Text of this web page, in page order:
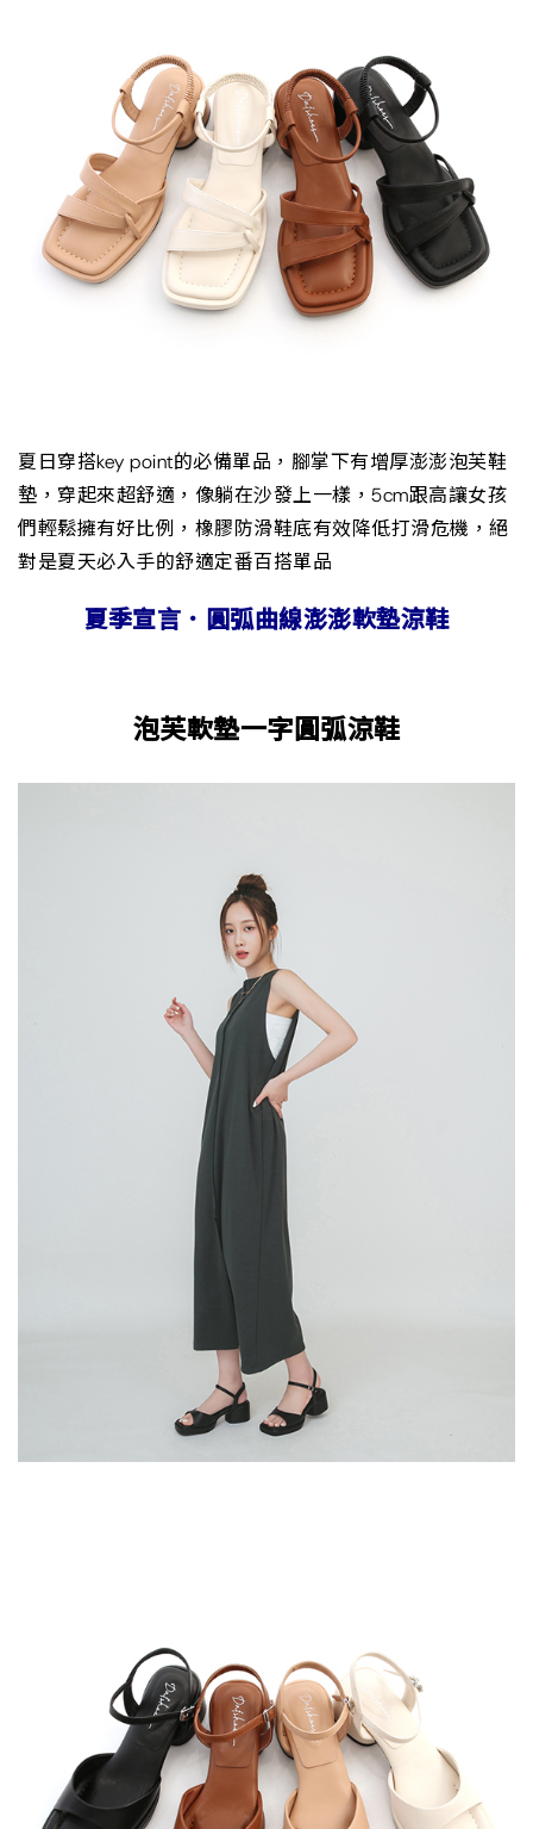
夏日穿搭key point的必備單品，腳掌下有增厚澎澎泡芙鞋
墊，穿起來超舒適，像躺在沙發上一樣，5cm跟高讓女孩
們輕鬆擁有好比例，橡膠防滑鞋底有效降低打滑危機，絕
對是夏天必入手的舒適定番百搭單品
夏季宣言．圓弧曲線澎澎軟墊涼鞋
泡芙軟墊一字圓弧涼鞋